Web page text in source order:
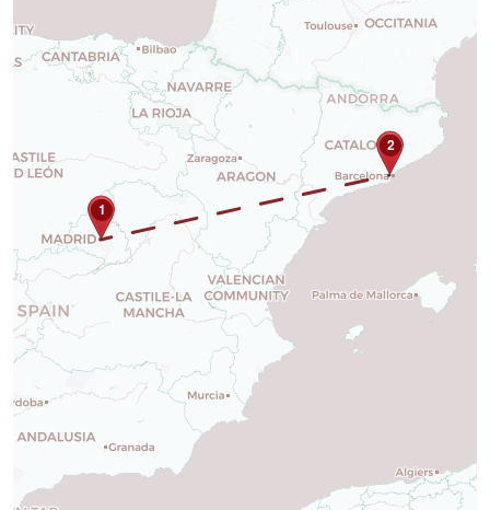
1
2